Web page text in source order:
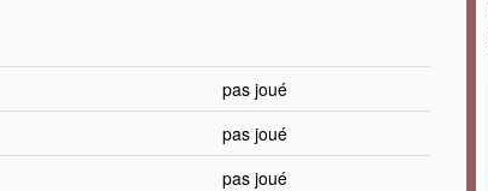
pas joué
pas joué
pas joué